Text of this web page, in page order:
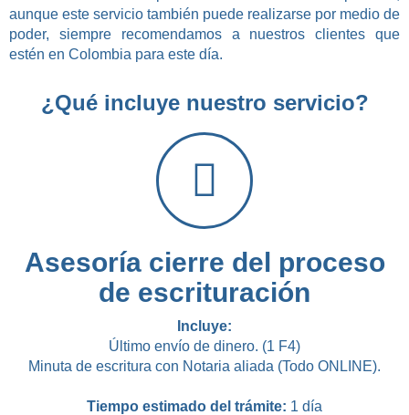
aunque este servicio también puede realizarse por medio de
poder, siempre recomendamos a nuestros clientes que
estén en Colombia para este día.
¿Qué incluye nuestro servicio?
Asesoría cierre del proceso
de escrituración
Incluye:
Último envío de dinero. (1 F4)
Minuta de escritura con Notaria aliada (Todo ONLINE).
Tiempo estimado del trámite: 1 día